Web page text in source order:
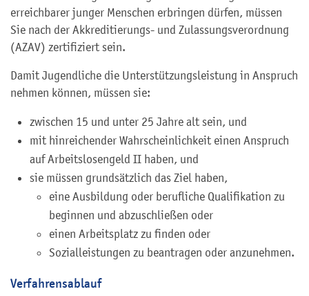
erreichbarer junger Menschen erbringen dürfen, müssen
Sie nach der Akkreditierungs- und Zulassungsverordnung
(AZAV) zertifiziert sein.
Damit Jugendliche die Unterstützungsleistung in Anspruch
nehmen können, müssen sie:
zwischen 15 und unter 25 Jahre alt sein, und
mit hinreichender Wahrscheinlichkeit einen Anspruch
auf Arbeitslosengeld II haben, und
sie müssen grundsätzlich das Ziel haben,
eine Ausbildung oder berufliche Qualifikation zu
beginnen und abzuschließen oder
einen Arbeitsplatz zu finden oder
Sozialleistungen zu beantragen oder anzunehmen.
Verfahrensablauf